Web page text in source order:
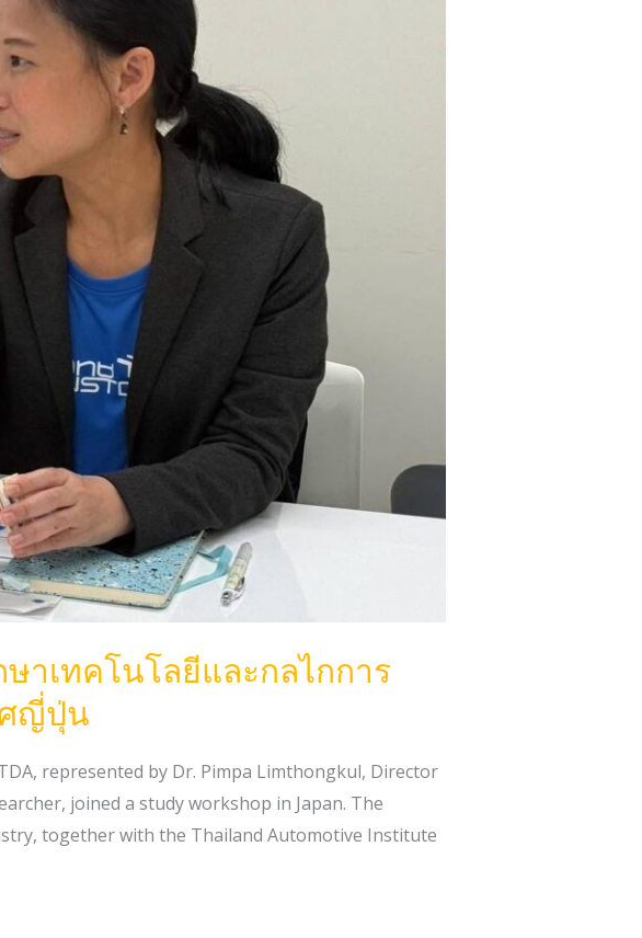
าเทคโนโลยีและกลไกการ
ญี่ปุ่น
represented by Dr. Pimpa Limthongkul, Director
joined a study workshop in Japan. The
together with the Thailand Automotive Institute